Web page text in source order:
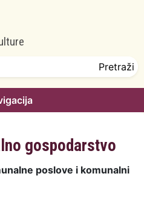
gospodarstvo
poslove i komunalni